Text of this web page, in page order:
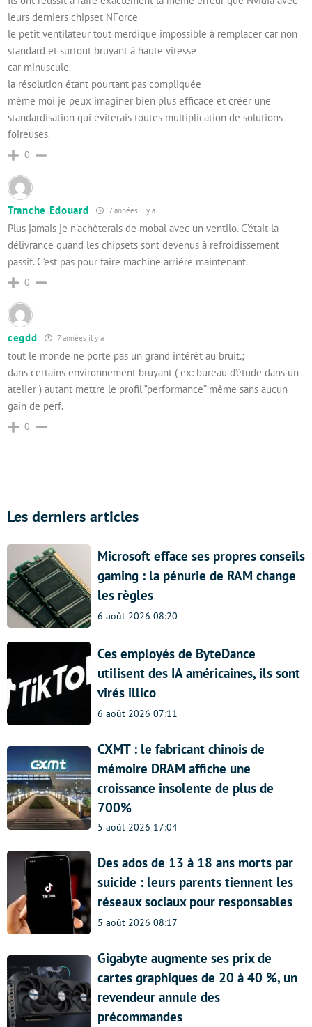
leurs derniers chipset NForce
le petit ventilateur tout merdique impossible à remplacer car non
standard et surtout bruyant à haute vitesse
car minuscule.
la résolution étant pourtant pas compliquée
même moi je peux imaginer bien plus efficace et créer une
standardisation qui éviterais toutes multiplication de solutions
foireuses.
0
Tranche Edouard 7 années il y a
Plus jamais je n’achèterais de mobal avec un ventilo. C’était la
délivrance quand les chipsets sont devenus à refroidissement
passif. C’est pas pour faire machine arrière maintenant.
0
cegdd 7 années il y a
tout le monde ne porte pas un grand intérêt au bruit.;
dans certains environnement bruyant ( ex: bureau d’étude dans un
atelier ) autant mettre le profil “performance” même sans aucun
gain de perf.
0
Les derniers articles
Microsoft efface ses propres conseils
gaming : la pénurie de RAM change
les règles
6 août 2026 08:20
Ces employés de ByteDance
utilisent des IA américaines, ils sont
virés illico
6 août 2026 07:11
CXMT : le fabricant chinois de
mémoire DRAM affiche une
croissance insolente de plus de
700%
5 août 2026 17:04
Des ados de 13 à 18 ans morts par
suicide : leurs parents tiennent les
réseaux sociaux pour responsables
5 août 2026 08:17
Gigabyte augmente ses prix de
cartes graphiques de 20 à 40 %, un
revendeur annule des
précommandes